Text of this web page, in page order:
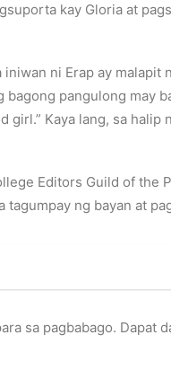
kay Gloria at
iniwan ni Erap ay
bagong pangulong
girl.” Kaya lang, sa
Editors Guild of
ng bayan at
sa pagbabago.